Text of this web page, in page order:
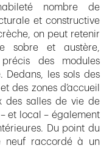
nombre de
et constructive
on peut retenir
sobre et austère,
des modules
Dedans, les sols des
des zones d’accueil
des salles de vie de
et local – également
Du point du
neuf raccordé à un